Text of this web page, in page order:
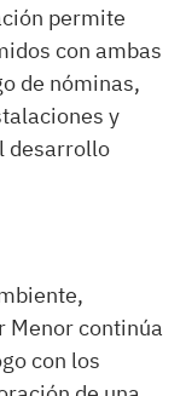
permite
con ambas
de nóminas,
y
desarrollo
Menor continúa
con los